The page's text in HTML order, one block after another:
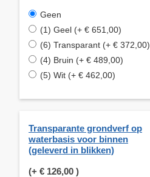
Geen
(1) Geel (+ € 651,00)
(6) Transparant (+ € 372,00)
(4) Bruin (+ € 489,00)
(5) Wit (+ € 462,00)
Transparante grondverf op
waterbasis voor binnen
(geleverd in blikken)
(+ € 126,00 )